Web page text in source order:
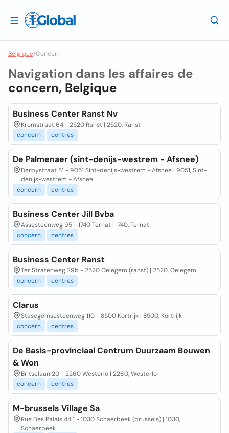
Belgique/Concern
Navigation dans les affaires de
concern, Belgique
Business Center Ranst Nv
Kromstraat 64 - 2520 Ranst | 2520, Ranst
concern
centres
De Palmenaer (sint-denijs-westrem - Afsnee)
Derbystraat 51 - 9051 Sint-denijs-westrem - Afsnee | 9051, Sint-
denijs-westrem - Afsnee
concern
centres
Business Center Jill Bvba
Assesteenweg 95 - 1740 Ternat | 1740, Ternat
concern
centres
Business Center Ranst
Ter Stratenweg 29b - 2520 Oelegem (ranst) | 2520, Oelegem
concern
centres
Clarus
Stasegemsesteenweg 110 - 8500 Kortrijk | 8500, Kortrijk
concern
centres
De Basis-provinciaal Centrum Duurzaam Bouwen
& Won
Britselaan 20 - 2260 Westerlo | 2260, Westerlo
concern
centres
M-brussels Village Sa
Rue Des Palais 44 1 - 1030 Schaerbeek (brussels) | 1030,
Schaerbeek